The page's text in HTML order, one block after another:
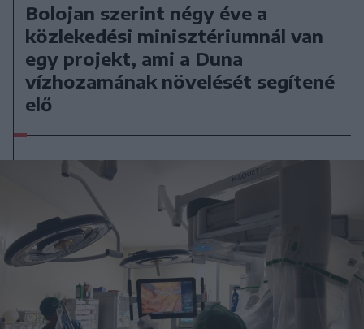
Bolojan szerint négy éve a
közlekedési minisztériumnál van
egy projekt, ami a Duna
vízhozamának növelését segítené
elő